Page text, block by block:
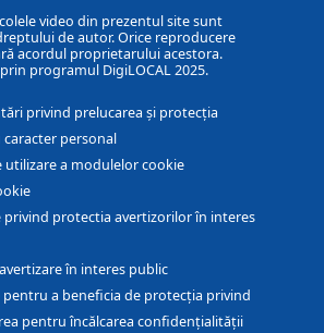
video din prezentul site sunt
de autor. Orice reproducere
acordul proprietarului acestora.
programul DigiLOCAL 2025.
privind prelucarea și protecția
personal
utilizare a modulelor cookie
protectia avertizorilor în interes
în interes public
pentru a beneficia de protecția privind
pentru încălcarea confidențialității